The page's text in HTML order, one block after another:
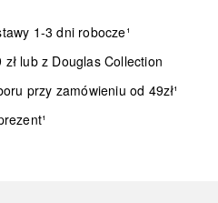
1-3 dni robocze¹
lub z Douglas Collection
przy zamówieniu od 49zł¹